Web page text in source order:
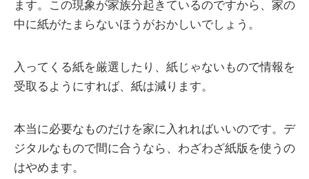
ます。この現象が家族分起きているのですから、家の
中に紙がたまらないほうがおかしいでしょう。
入ってくる紙を厳選したり、紙じゃないもので情報を
受取るようにすれば、紙は減ります。
本当に必要なものだけを家に入れればいいのです。デ
ジタルなもので間に合うなら、わざわざ紙版を使うの
はやめます。